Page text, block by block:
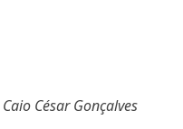
Caio César Gonçalves